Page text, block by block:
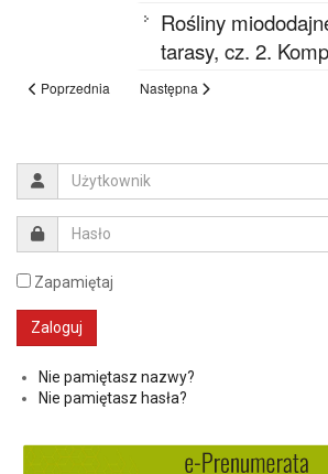
Rośliny
tarasy, cz. 2.
Poprzednia Następna
Zapamiętaj
Nie pamiętasz nazwy?
Nie pamiętasz hasła?